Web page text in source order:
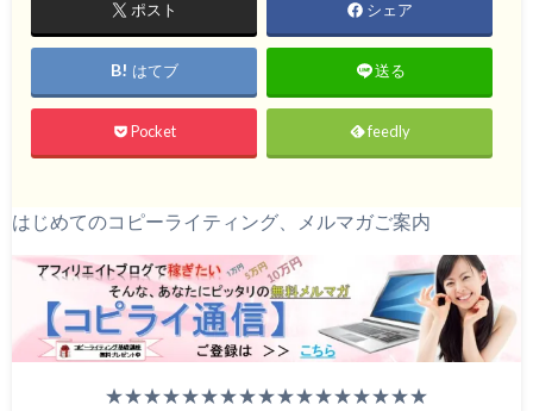
ポスト シェア
はてブ 送る
Pocket feedly
はじめてのコピーライティング、メルマガご案内
★★★★★★★★★★★★★★★★★